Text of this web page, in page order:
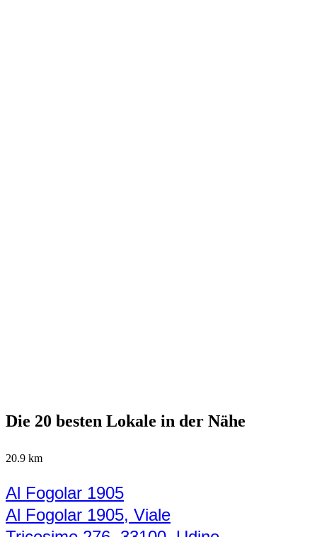
Die 20 besten Lokale in der Nähe
20.9 km
Al Fogolar 1905
Al Fogolar 1905, Viale